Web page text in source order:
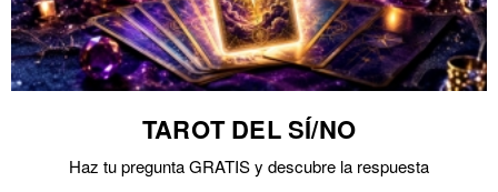
TAROT DEL SÍ/NO
Haz tu pregunta GRATIS y descubre la respuesta